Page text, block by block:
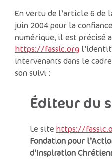
En vertu de l’article 6 de
juin 2004 pour la
numérique, il est précisé
https://fassic.org
intervenants dans le
son suivi :
Éditeur du
Le site https://
Fondation pour
d’Inspiration